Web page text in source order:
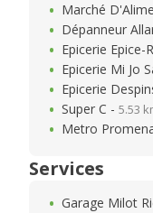
Marché
Dépanneur
Epicerie Epice-
Epicerie Mi Jo
Epicerie
Super C - 5.53
Metro
Services
Garage Milot